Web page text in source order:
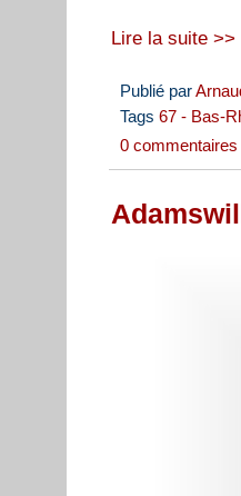
Lire la suite >>
Publié par
Tags 67 - Bas-
0 commentaires